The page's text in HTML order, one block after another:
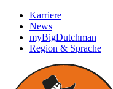
Karriere
News
myBigDutchman
Region & Sprache